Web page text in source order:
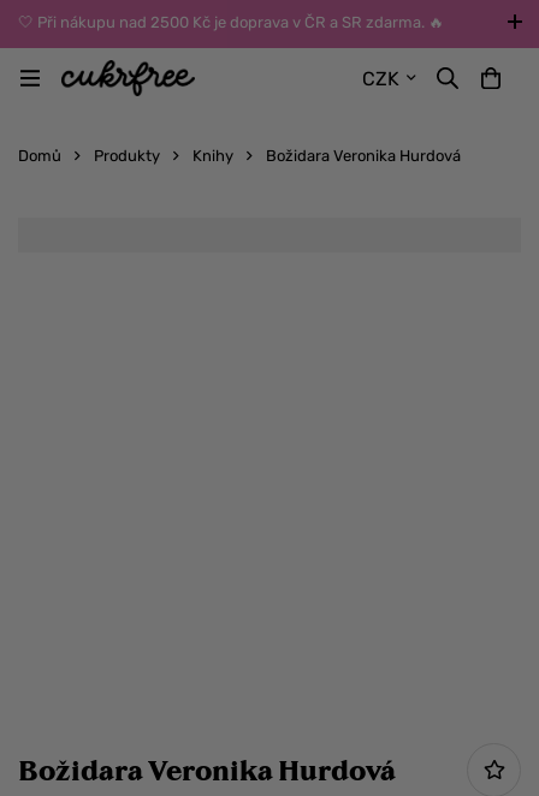
🤍 Při nákupu nad 2500 Kč je doprava v ČR a SR zdarma. 🔥
UPOZORNĚNÍ: Během léta vybírejte dopravu kurýrem nebo do Z-
BOXů umístěných uvnitř budov. Reklamace zboží způsobené
CZK
Domů Produkty Knihy Božidara Veronika Hurdová
Božidara Veronika Hurdová